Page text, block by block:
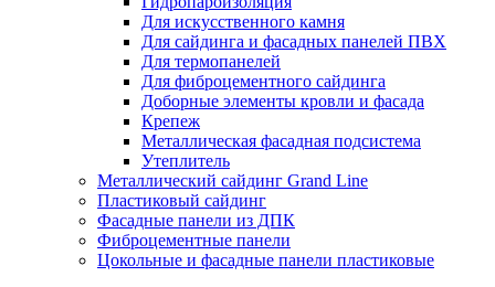
Для искусственного камня
Для сайдинга и фасадных панелей ПВХ
Для термопанелей
Для фиброцементного сайдинга
Доборные элементы кровли и фасада
Крепеж
Металлическая фасадная подсистема
Утеплитель
Металлический сайдинг Grand Line
Пластиковый сайдинг
Фасадные панели из ДПК
Фиброцементные панели
Цокольные и фасадные панели пластиковые